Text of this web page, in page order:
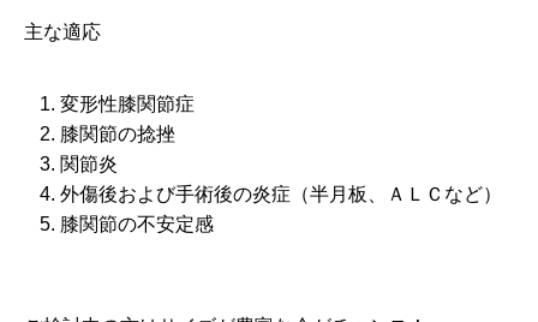
主な適応
変形性膝関節症
膝関節の捻挫
関節炎
外傷後および手術後の炎症（半月板、ＡＬＣなど）
膝関節の不安定感